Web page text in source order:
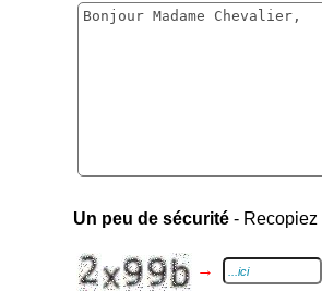
Un peu de sécurité - Recopiez
→